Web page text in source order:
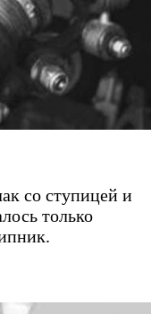
со ступицей и
только